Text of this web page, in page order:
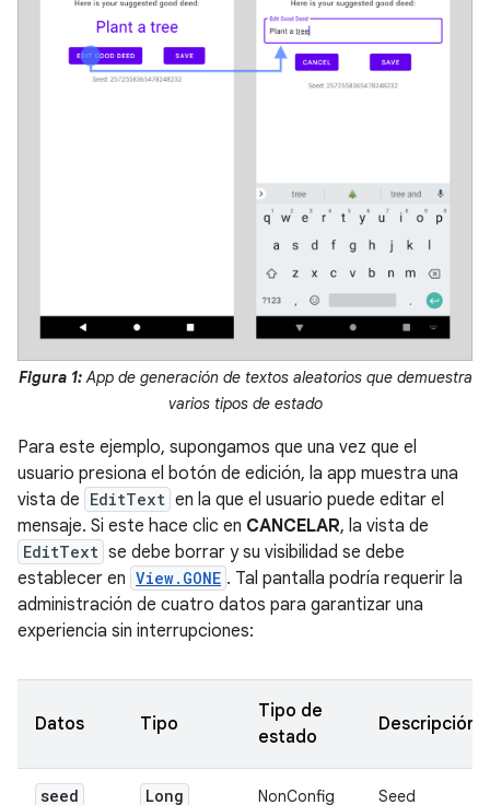
Figura 1:App de generación de textos aleatorios que demuestra
varios tipos de estado
Para este ejemplo, supongamos que una vez que el
usuario presiona el botón de edición, la app muestra una
vista de EditText en la que el usuario puede editar el
mensaje. Si este hace clic en CANCELAR, la vista de
EditText se debe borrar y su visibilidad se debe
establecer en View.GONE . Tal pantalla podría requerir la
administración de cuatro datos para garantizar una
experiencia sin interrupciones:
Datos Tipo
Tipo de
estado
Descripción
seed Long NonConfig Seed